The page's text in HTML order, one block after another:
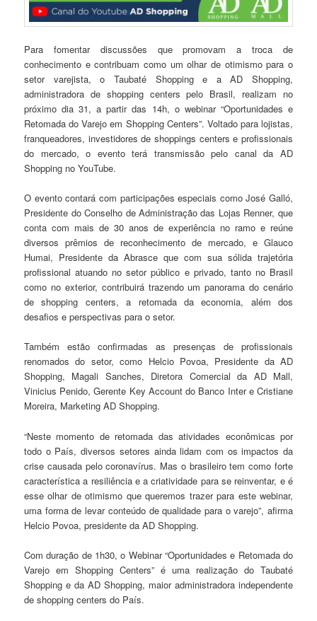
Para fomentar discussões que promovam a troca de
conhecimento e contribuam como um olhar de otimismo para o
setor varejista, o Taubaté Shopping e a AD Shopping,
administradora de shopping centers pelo Brasil, realizam no
próximo dia 31, a partir das 14h, o webinar “Oportunidades e
Retomada do Varejo em Shopping Centers”. Voltado para lojistas,
franqueadores, investidores de shoppings centers e profissionais
do mercado, o evento terá transmissão pelo canal da AD
Shopping no YouTube.
O evento contará com participações especiais como José Galló,
Presidente do Conselho de Administração das Lojas Renner, que
conta com mais de 30 anos de experiência no ramo e reúne
diversos prêmios de reconhecimento de mercado, e Glauco
Humai, Presidente da Abrasce que com sua sólida trajetória
profissional atuando no setor público e privado, tanto no Brasil
como no exterior, contribuirá trazendo um panorama do cenário
de shopping centers, a retomada da economia, além dos
desafios e perspectivas para o setor.
Também estão confirmadas as presenças de profissionais
renomados do setor, como Helcio Povoa, Presidente da AD
Shopping, Magali Sanches, Diretora Comercial da AD Mall,
Vinicius Penido, Gerente Key Account do Banco Inter e Cristiane
Moreira, Marketing AD Shopping.
“Neste momento de retomada das atividades econômicas por
todo o País, diversos setores ainda lidam com os impactos da
crise causada pelo coronavírus. Mas o brasileiro tem como forte
característica a resiliência e a criatividade para se reinventar, e é
esse olhar de otimismo que queremos trazer para este webinar,
uma forma de levar conteúdo de qualidade para o varejo”, afirma
Helcio Povoa, presidente da AD Shopping.
Com duração de 1h30, o Webinar “Oportunidades e Retomada do
Varejo em Shopping Centers” é uma realização do Taubaté
Shopping e da AD Shopping, maior administradora independente
de shopping centers do País.